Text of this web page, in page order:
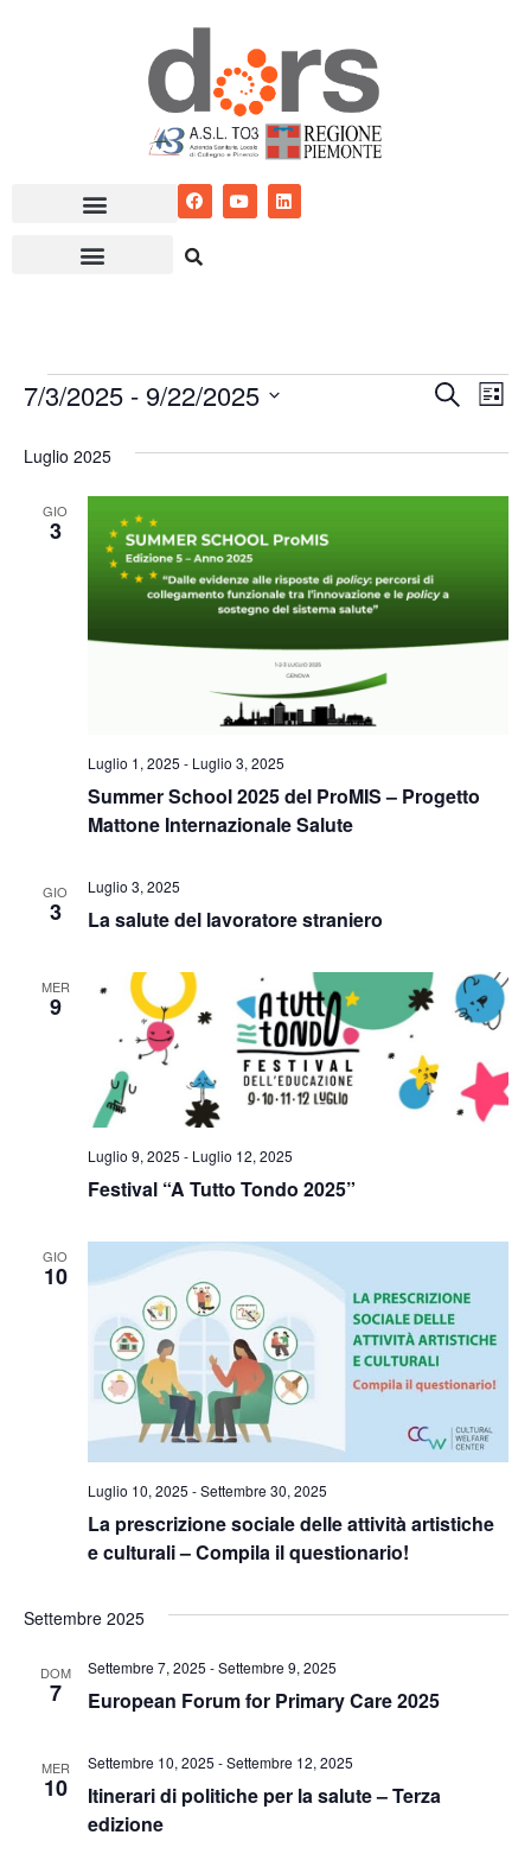
Eventi
Cerca
Lista
7/3/2025 - 9/22/2025
la
Luglio 2025
GIO
3
Summer School 2025 del ProMIS – Progetto
Mattone Internazionale Salute
Luglio 1, 2025 - Luglio 3, 2025
GIO
3 La salute del lavoratore straniero
Luglio 3, 2025
MER
9
Festival “A Tutto Tondo 2025”
Luglio 9, 2025 - Luglio 12, 2025
GIO
10
La prescrizione sociale delle attività artistiche
e culturali – Compila il questionario!
Luglio 10, 2025 -Settembre 30, 2025
Settembre 2025
DOM
7 European Forum for Primary Care 2025
Settembre 7, 2025 -Settembre 9, 2025
MER
10
Itinerari di politiche per la salute – Terza
edizione
Settembre 10, 2025 -Settembre 12, 2025